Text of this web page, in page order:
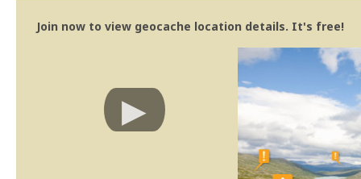
Join now to view geocache location details. It's free!